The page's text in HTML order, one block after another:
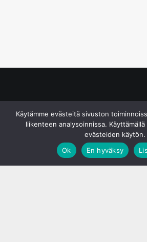
Käytämme evästeitä sivuston
liikenteen analysoinnissa.
evästeiden käytön.
Ok
En hyväksy